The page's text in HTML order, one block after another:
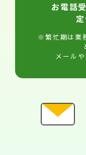
お電話
※繁忙期は業
メール